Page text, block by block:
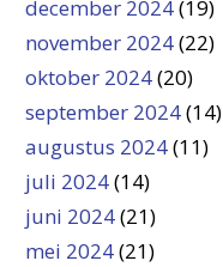
december 2024(19)
november 2024(22)
oktober 2024(20)
september 2024(14)
augustus 2024(11)
juli 2024(14)
juni 2024(21)
mei 2024(21)